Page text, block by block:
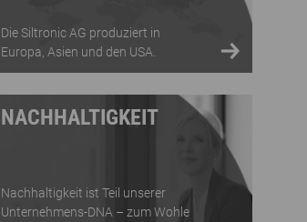
Die Siltronic AG produziert in
Europa, Asien und den USA.
NACHHALTIGKEIT
Nachhaltigkeit ist Teil unserer
Unternehmens-DNA – zum Wohle